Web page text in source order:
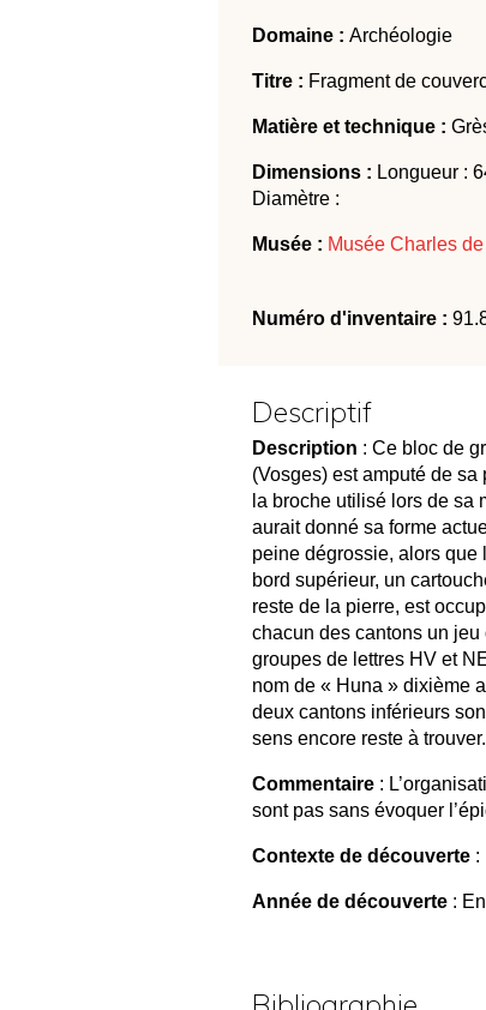
Domaine : Archéologie
Titre : Fragment de
Matière et technique :
Dimensions : Longueur :
Diamètre :
Musée : Musée Charles
Numéro d'inventaire :
Descriptif
Description : Ce bloc de
(Vosges) est amputé de
la broche utilisé lors de sa
aurait donné sa forme
peine dégrossie, alors que
bord supérieur, un
reste de la pierre, est
chacun des cantons un
groupes de lettres HV et
nom de « Huna » dixième
deux can­tons inférieurs
sens encore reste à trouver.
Commentaire :
sont pas sans évoquer
Contexte de découverte :
Année de découverte :